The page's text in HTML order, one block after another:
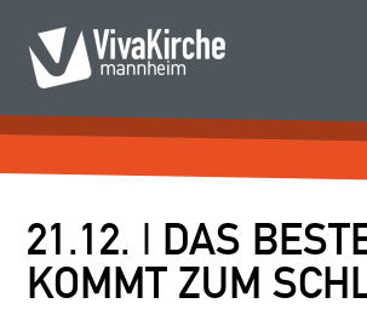
21.12. | DAS
KOMMT ZUM